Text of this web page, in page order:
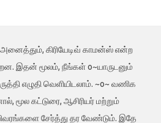
கிரியேடிவ் காமன்ஸ் என்ற
இதன் மூலம், நீங்கள் o~யாருடனும்
எழுதி வெளியிடலாம். ~o~ வணிக
மூல கட்டுரை, ஆசிரியர் மற்றும்
சேர்த்து தர வேண்டும். இதே